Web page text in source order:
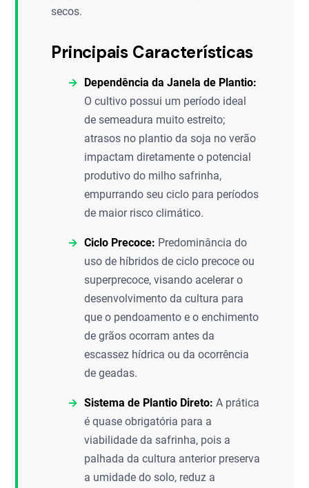
secos.
Principais Características
Dependência da Janela de Plantio:
O cultivo possui um período ideal
de semeadura muito estreito;
atrasos no plantio da soja no verão
impactam diretamente o potencial
produtivo do milho safrinha,
empurrando seu ciclo para períodos
de maior risco climático.
Ciclo Precoce: Predominância do
uso de híbridos de ciclo precoce ou
superprecoce, visando acelerar o
desenvolvimento da cultura para
que o pendoamento e o enchimento
de grãos ocorram antes da
escassez hídrica ou da ocorrência
de geadas.
Sistema de Plantio Direto: A prática
é quase obrigatória para a
viabilidade da safrinha, pois a
palhada da cultura anterior preserva
a umidade do solo, reduz a